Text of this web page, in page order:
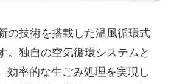
の技術を搭載した温風循環式
。独自の空気循環システムと
効率的な生ごみ処理を実現し